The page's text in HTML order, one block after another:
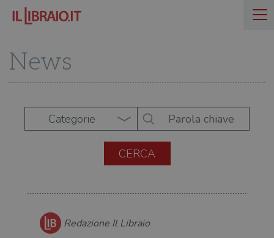
News
Categorie
Redazione Il Libraio